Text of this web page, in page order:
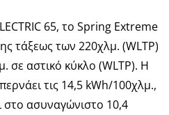
65, το Spring Extreme
τάξεως των 220χλμ. (WLTP)
σε αστικό κύκλο (WLTP). Η
τις 14,5 kWh/100χλμ.,
στο ασυναγώνιστο 10,4